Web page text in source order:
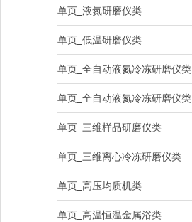
单页_液氮研磨仪类
单页_低温研磨仪类
单页_全自动液氮冷冻研磨仪类
单页_全自动液氮冷冻研磨仪类
单页_三维样品研磨仪类
单页_三维离心冷冻研磨仪类
单页_高压均质机类
单页_高温恒温金属浴类